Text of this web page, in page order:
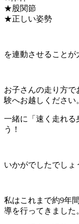
★股関節
★正しい姿勢
を連動させることが
お子さんの走り方
験へお越しください
一緒に「速く走れる
う！
いかがでしたでしょ
私はこれまで約9年
導を行ってきました